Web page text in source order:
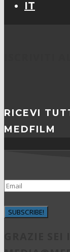
IT
RICEVI
MEDFILM
SUBSCRIBE!